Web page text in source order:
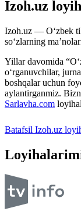
Izoh.uz
Izoh.uz — O‘zbek
so‘zlarning
Yillar davomida
o‘rganuvchilar,
boshqalar uchun
aylantirganmiz.
Sarlavha.com
Batafsil Izoh.uz